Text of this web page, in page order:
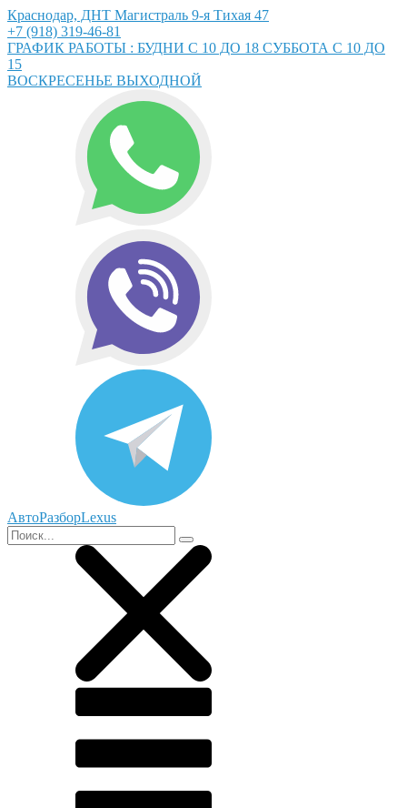
Краснодар, ДНТ Магистраль 9-я Тихая 47
+7 (918) 319-46-81
ГРАФИК РАБОТЫ : БУДНИ С 10 ДО 18 СУББОТА С 10 ДО
15
ВОСКРЕСЕНЬЕ ВЫХОДНОЙ
АвтоРазборLexus